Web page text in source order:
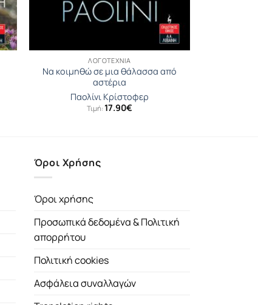
ΛΟΓΟΤΕΧΝΊΑ
Να κοιμηθώ σε μια θάλασσα από
αστέρια
Παολίνι Κρίστοφερ
Τιμή:17.90€
Όροι Χρήσης
Όροι χρήσης
Προσωπικά δεδομένα & Πολιτική
απορρήτου
Πολιτική cookies
Ασφάλεια συναλλαγών